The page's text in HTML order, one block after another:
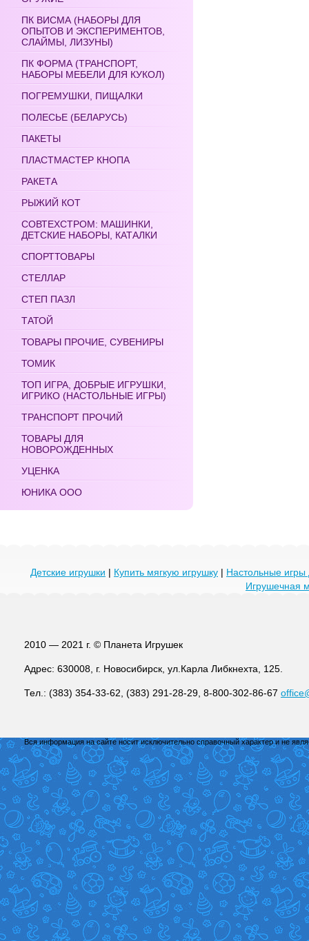
ПК ВИСМА (НАБОРЫ ДЛЯ
ОПЫТОВ И ЭКСПЕРИМЕНТОВ,
СЛАЙМЫ, ЛИЗУНЫ)
ПК ФОРМА (ТРАНСПОРТ,
НАБОРЫ МЕБЕЛИ ДЛЯ КУКОЛ)
ПОГРЕМУШКИ, ПИЩАЛКИ
ПОЛЕСЬЕ (БЕЛАРУСЬ)
ПАКЕТЫ
ПЛАСТМАСТЕР КНОПА
РАКЕТА
РЫЖИЙ КОТ
СОВТЕХСТРОМ: МАШИНКИ,
ДЕТСКИЕ НАБОРЫ, КАТАЛКИ
СПОРТТОВАРЫ
СТЕЛЛАР
СТЕП ПАЗЛ
ТАТОЙ
ТОВАРЫ ПРОЧИЕ, СУВЕНИРЫ
ТОМИК
ТОП ИГРА, ДОБРЫЕ ИГРУШКИ,
ИГРИКО (НАСТОЛЬНЫЕ ИГРЫ)
ТРАНСПОРТ ПРОЧИЙ
ТОВАРЫ ДЛЯ
НОВОРОЖДЕННЫХ
УЦЕНКА
ЮНИКА ООО
Детские игрушки | Купить мягкую игрушку | Настольные игры
Игрушечная
2010 — 2021 г. © Планета Игрушек
Адрес: 630008, г. Новосибирск, ул.Карла Либкнехта, 125.
Тел.: (383) 354-33-62, (383) 291-28-29, 8-800-302-86-67
Вся информация на сайте носит исключительно справочный характер и не